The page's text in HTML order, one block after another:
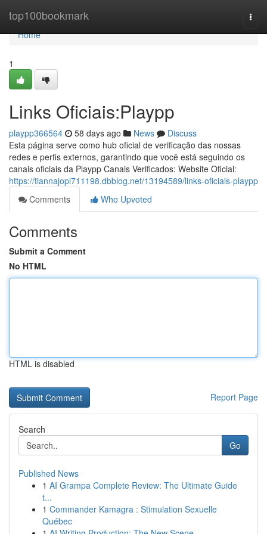
top100bookmark
Home
Home
1
Links Oficiais:Playpp
playpp366564 58 days ago News
Discuss
Esta página serve como hub oficial de verificação das nossas
redes e perfis externos, garantindo que você está seguindo os
canais oficiais da Playpp Canais Verificados: Website Oficial:
https://tiannajopl711198.dbblog.net/13194589/links-oficiais-playpp
Comments
Who Upvoted
Comments
Submit a Comment
No HTML
HTML is disabled
Report Page
Search
Go
Published News
1 AI Grampa Complete Review: The Ultimate Guide
t...
1 Commander Kamagra : Stimulation Sexuelle
Québec